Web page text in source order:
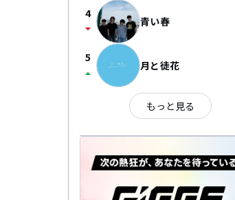
4
arrow_drop_down 青い春
5
arrow_drop_up 月と徒花
もっと見る